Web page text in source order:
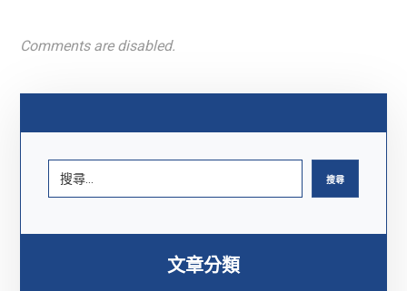
Comments are disabled.
搜尋
文章分類